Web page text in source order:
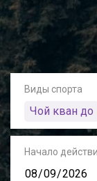
Виды спорта
Чой кван до
Начало